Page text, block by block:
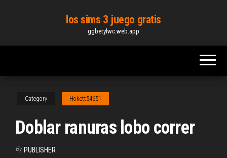
content
los sims 3 juego gratis
ggbetylwc.web.app
Category Hokett54651
Doblar ranuras lobo correr
By PUBLISHER